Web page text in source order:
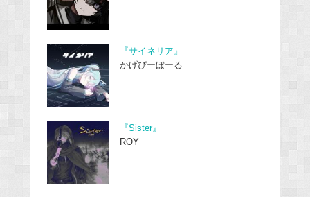
『サイネリア』
かげぴーぼーる
『Sister』
ROY